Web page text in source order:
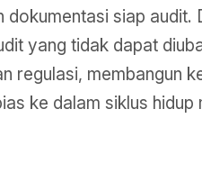
dokumentasi siap audit.
yang tidak dapat
regulasi, membangun
ke dalam siklus hidup